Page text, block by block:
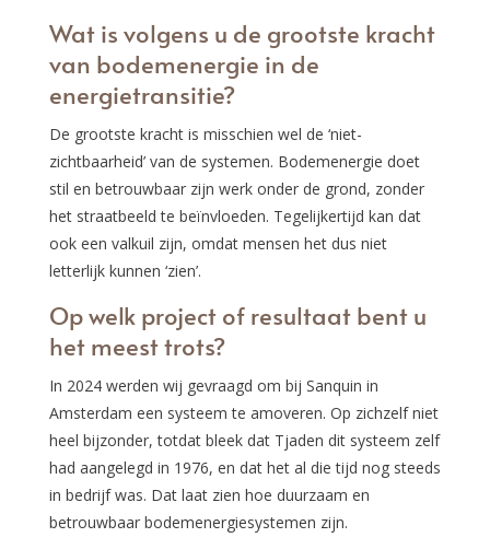
Wat is volgens u de grootste kracht
van bodemenergie in de
energietransitie?
De grootste kracht is misschien wel de ‘niet-
zichtbaarheid’ van de systemen. Bodemenergie doet
stil en betrouwbaar zijn werk onder de grond, zonder
het straatbeeld te beïnvloeden. Tegelijkertijd kan dat
ook een valkuil zijn, omdat mensen het dus niet
letterlijk kunnen ‘zien’.
Op welk project of resultaat bent u
het meest trots?
In 2024 werden wij gevraagd om bij Sanquin in
Amsterdam een systeem te amoveren. Op zichzelf niet
heel bijzonder, totdat bleek dat Tjaden dit systeem zelf
had aangelegd in 1976, en dat het al die tijd nog steeds
in bedrijf was. Dat laat zien hoe duurzaam en
betrouwbaar bodemenergiesystemen zijn.